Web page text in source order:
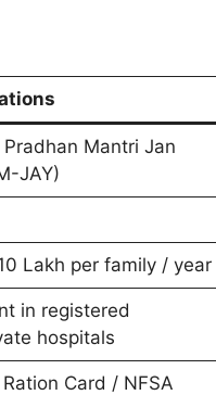
Mantri Jan
JAY)
Lakh per family / year
in registered
hospitals
Card / NFSA